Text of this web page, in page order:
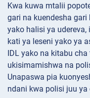
Kwa kuwa mtalii
gari na kuendesha
yako halisi ya
kati ya leseni yako ya
IDL yako na kitabu
ukisimamishwa na
Unapaswa pia
ndani kwa polisi juu ya